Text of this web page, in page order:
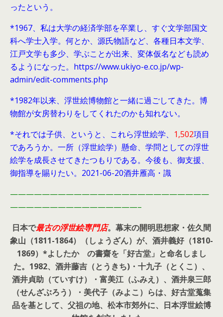
ったという。
*1967、私は大学の経済学部を卒業し、すぐ文学部国文
科へ学士入学。何とか、源氏物語など、各種日本文学、
江戸文学も多少、学ぶことが出来、変体仮名なども読め
るようになった。https://www.ukiyo-e.co.jp/wp-
admin/edit-comments.php
*1982年以来、浮世絵博物館と一緒に過ごしてきた。博
物館が女房替わりをしてくれたのかも知れない。
*それでは子供、というと、これら浮世絵学、 1,502項目
であろうか。一所（浮世絵学）懸命、学問としての浮世
絵学を成長させてきたつもりである。今後も、御支援、
御指導を賜りたい。2021-06-20酒井雁高・識
—————————————————————————
————————————————–
日本で最古の浮世絵専門店。幕末の開明思想家・ 佐久間
象山（1811-1864）（しょうざん）が、酒井義好（1810-
1869）*よしたか の書齋を「好古堂」と命名しまし
た。 1982、酒井藤吉（とうきち)・十九子（とくこ）、
酒井貞助（ていすけ）・富美江（ふみえ）、酒井泉三郎
（せんざぶろう）・美代子（みよこ）らは、好古堂蒐集
品を基として、父祖の地、松本市郊外に、日本浮世絵博